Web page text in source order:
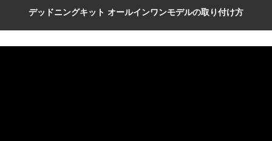
デッドニングキット オールインワンモデルの取り付け方